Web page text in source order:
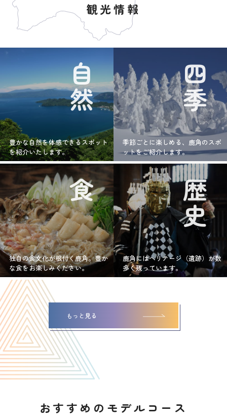
観光情報
自然
豊かな自然を体感できるスポット
を紹介いたします。
四季
季節ごとに楽しめる、鹿角のスポ
ットをご紹介します。
食
独自の食文化が根付く鹿角。豊か
な食をお楽しみください。
歴史
鹿角にはヘリテージ（遺跡）が数
多く残っています。
もっと見る
おすすめのモデルコース